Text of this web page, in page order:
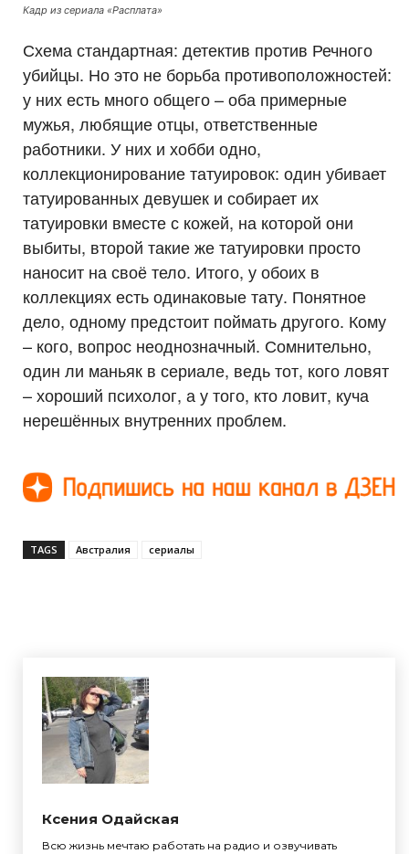
Кадр из сериала «Расплата»
Схема стандартная: детектив против Речного
убийцы. Но это не борьба противоположностей:
у них есть много общего – оба примерные
мужья, любящие отцы, ответственные
работники. У них и хобби одно,
коллекционирование татуировок: один убивает
татуированных девушек и собирает их
татуировки вместе с кожей, на которой они
выбиты, второй такие же татуировки просто
наносит на своё тело. Итого, у обоих в
коллекциях есть одинаковые тату. Понятное
дело, одному предстоит поймать другого. Кому
– кого, вопрос неоднозначный. Сомнительно,
один ли маньяк в сериале, ведь тот, кого ловят
– хороший психолог, а у того, кто ловит, куча
нерешённых внутренних проблем.
TAGS Австралия сериалы
Ксения Одайская
Всю жизнь мечтаю работать на радио и озвучивать